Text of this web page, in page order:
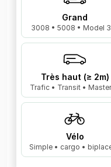
Grand
3008 • 5008 • Model
Très haut (≥ 2m)
Trafic • Transit •
Vélo
Simple • cargo •